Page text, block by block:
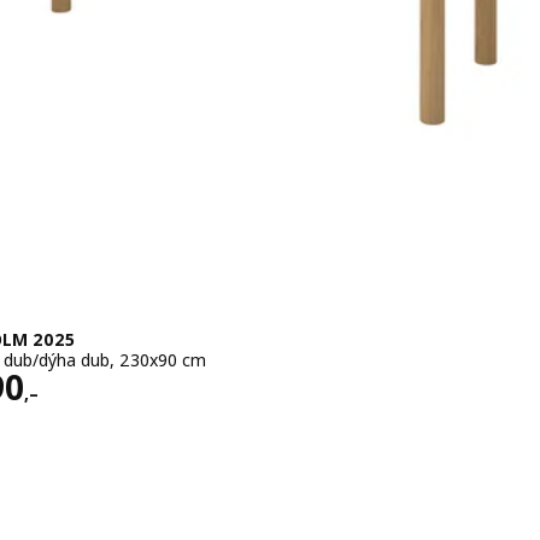
2025
dýha dub, 230x90 cm
,–